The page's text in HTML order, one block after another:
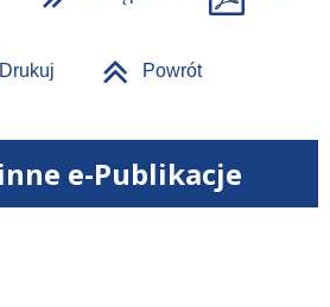
Drukuj Powrót
e-Publikacje